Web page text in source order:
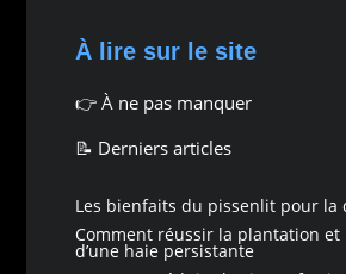
À lire sur le site
👉 À ne pas manquer
📝 Derniers articles
Les bienfaits du pissenlit pour la
Comment réussir la plantation et
d’une haie persistante